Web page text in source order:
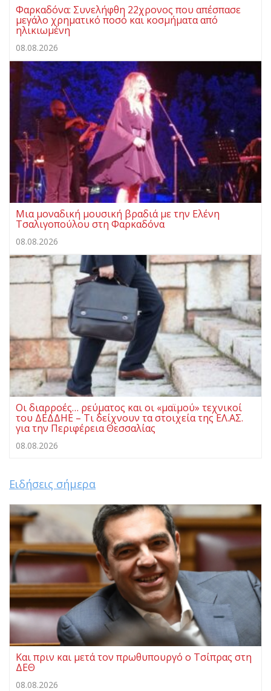
Φαρκαδόνα: Συνελήφθη 22χρονος που απέσπασε
μεγάλο χρηματικό ποσό και κοσμήματα από
ηλικιωμένη
08.08.2026
Μια μοναδική μουσική βραδιά με την Ελένη
Τσαλιγοπούλου στη Φαρκαδόνα
08.08.2026
Οι διαρροές… ρεύματος και οι «μαϊμού» τεχνικοί
του ΔΕΔΔΗΕ – Τι δείχνουν τα στοιχεία της ΕΛ.ΑΣ.
για την Περιφέρεια Θεσσαλίας
08.08.2026
Ειδήσεις σήμερα
Και πριν και μετά τον πρωθυπουργό ο Τσίπρας στη
ΔΕΘ
08.08.2026